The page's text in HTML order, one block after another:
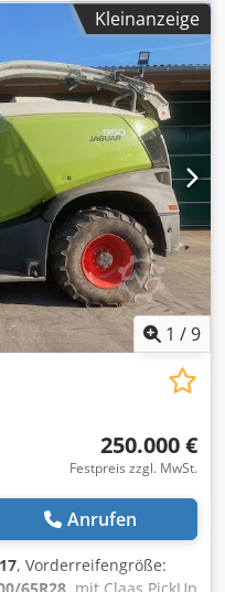
Kleinanzeige
1 /9
250.000 €
Festpreis zzgl. MwSt.
Anrufen
, Vorderreifengröße: